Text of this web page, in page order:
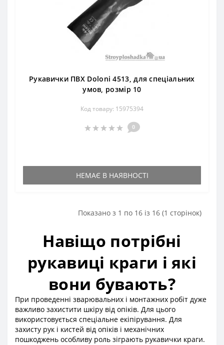
Рукавички ПВХ Doloni 4513, для спеціальних
умов, розмір 10
Код товару: 15975394
0
НЕМАЄ В НАЯВНОСТІ
Показано з 1 по 16 із 16 (1 сторінок)
Навіщо потрібні
рукавиці краги і які
вони бувають?
При проведенні зварювальних і монтажних робіт дуже
важливо захистити шкіру від опіків. Для цього
використовується спеціальне екіпірування. Для
захисту рук і кистей від опіків і механічних
пошкоджень особливу роль зіграють рукавички краги.